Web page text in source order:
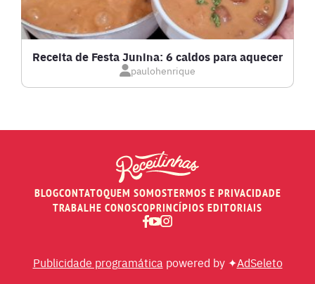
MASSAS E PASTAS
RECEITAS DE AIR FRYER
Receita de Festa Junina: 6 caldos para aquecer
paulohenrique
BLOGCONTATOQUEM SOMOSTERMOS E PRIVACIDADE
TRABALHE CONOSCOPRINCÍPIOS EDITORIAIS
Publicidade programática powered by ✦AdSeleto